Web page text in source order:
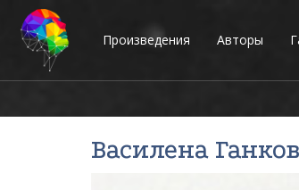
Произведения Авторы
Василена